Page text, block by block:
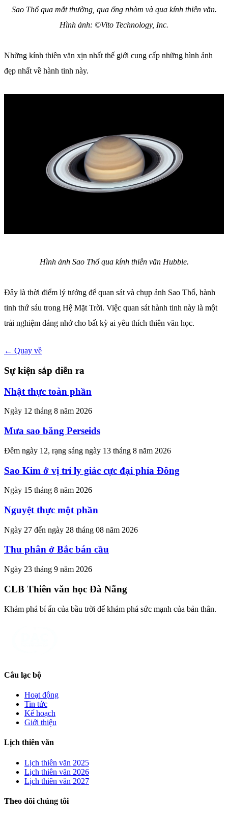
Sao Thổ qua mắt thường, qua ống nhòm và qua kính thiên văn.
Hình ảnh: ©Vito Technology, Inc.
Những kính thiên văn xịn nhất thế giới cung cấp những hình ảnh
đẹp nhất về hành tinh này.
Hình ảnh Sao Thổ qua kính thiên văn Hubble.
Đây là thời điểm lý tưởng để quan sát và chụp ảnh Sao Thổ, hành
tinh thứ sáu trong Hệ Mặt Trời. Việc quan sát hành tinh này là một
trải nghiệm đáng nhớ cho bất kỳ ai yêu thích thiên văn học.
← Quay về
Sự kiện sắp diễn ra
Nhật thực toàn phần
Ngày 12 tháng 8 năm 2026
Mưa sao băng Perseids
Đêm ngày 12, rạng sáng ngày 13 tháng 8 năm 2026
Sao Kim ở vị trí ly giác cực đại phía Đông
Ngày 15 tháng 8 năm 2026
Nguyệt thực một phần
Ngày 27 đến ngày 28 tháng 08 năm 2026
Thu phân ở Bắc bán cầu
Ngày 23 tháng 9 năm 2026
CLB Thiên văn học Đà Nẵng
Khám phá bí ẩn của bầu trời để khám phá sức mạnh của bản thân.
Câu lạc bộ
Hoạt động
Tin tức
Kế hoạch
Giới thiệu
Lịch thiên văn
Lịch thiên văn 2025
Lịch thiên văn 2026
Lịch thiên văn 2027
Theo dõi chúng tôi